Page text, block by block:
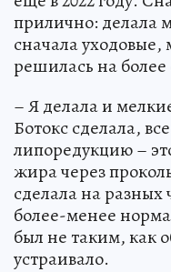
прилично: делала
сначала
решилась на более
– Я делала и
Ботокс сделала,
липоредукцию –
жира через
сделала на разных
более-менее
был не таким, как
устраивало.